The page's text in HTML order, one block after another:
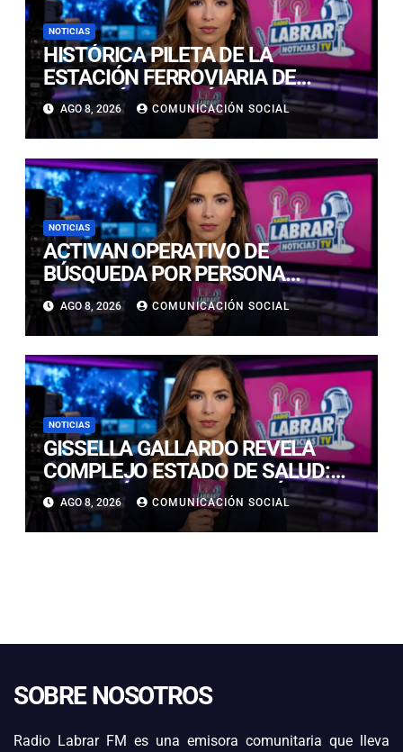
NOTICIAS
HISTÓRICA PILETA DE LA
ESTACIÓN FERROVIARIA DE
COPIAPÓ RESULTÓ GRAVEMENTE
DAÑADA TRAS SER IMPACTADA
POR UN VEHÍCULO
AGO 8, 2026 COMUNICACIÓN SOCIAL
NOTICIAS
ACTIVAN OPERATIVO DE
BÚSQUEDA POR PERSONA
DESAPARECIDA EN PLAYA
CALDERILLA
AGO 8, 2026 COMUNICACIÓN SOCIAL
NOTICIAS
GISSELLA GALLARDO REVELA
COMPLEJO ESTADO DE SALUD:
“ME TENÍAN MAL HACE DÍAS”
AGO 8, 2026 COMUNICACIÓN SOCIAL
SOBRE NOSOTROS
Radio Labrar FM es una emisora comunitaria que lleva